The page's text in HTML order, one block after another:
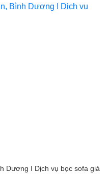
Dương I Dịch vụ bọc sofa giá